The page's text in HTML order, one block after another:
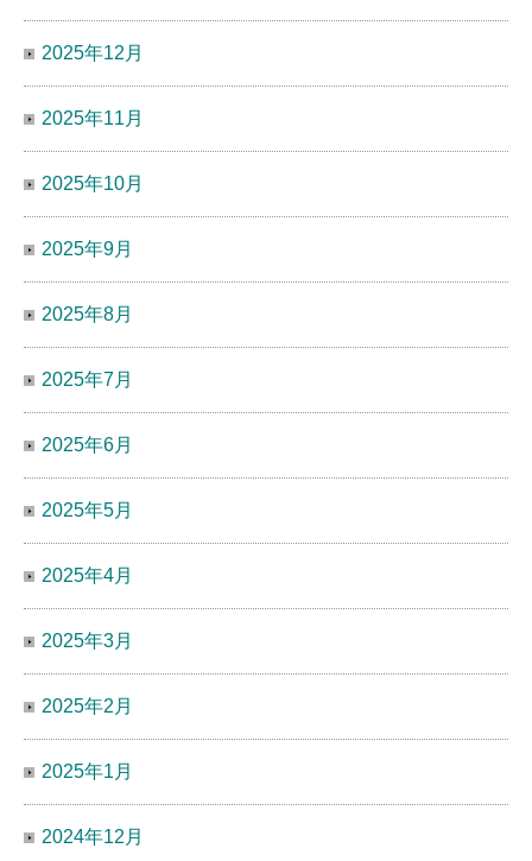
2025年12月
2025年11月
2025年10月
2025年9月
2025年8月
2025年7月
2025年6月
2025年5月
2025年4月
2025年3月
2025年2月
2025年1月
2024年12月